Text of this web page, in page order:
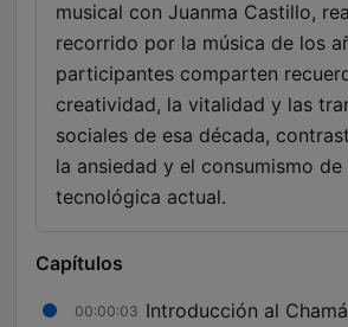
musical con Juanma Castillo,
recorrido por la música de los
participantes comparten
creatividad, la vitalidad y las
sociales de esa década,
la ansiedad y el consumismo de
tecnológica actual.
Capítulos
00:00:03 Introducción al